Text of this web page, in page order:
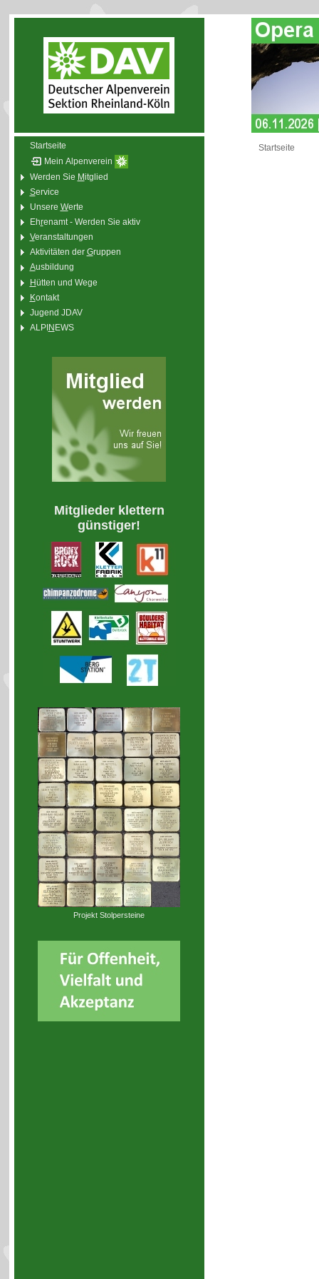
Startseite
Mein Alpenverein
Werden Sie Mitglied
Service
Unsere Werte
Ehrenamt - Werden Sie aktiv
Veranstaltungen
Aktivitäten der Gruppen
Ausbildung
Hütten und Wege
Kontakt
Jugend JDAV
ALPINEWS
Mitglieder klettern
günstiger!
Projekt Stolpersteine
Startseite